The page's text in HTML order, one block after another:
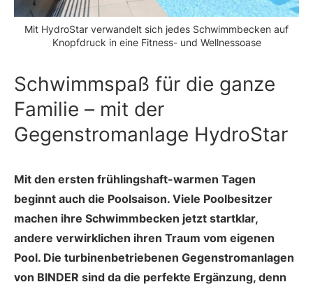
Mit HydroStar verwandelt sich jedes Schwimmbecken auf
Knopfdruck in eine Fitness- und Wellnessoase
Schwimmspaß für die ganze
Familie – mit der
Gegenstromanlage HydroStar
Mit den ersten frühlingshaft-warmen Tagen
beginnt auch die Poolsaison. Viele Poolbesitzer
machen ihre Schwimmbecken jetzt startklar,
andere verwirklichen ihren Traum vom eigenen
Pool. Die turbinenbetriebenen Gegenstromanlagen
von BINDER sind da die perfekte Ergänzung, denn